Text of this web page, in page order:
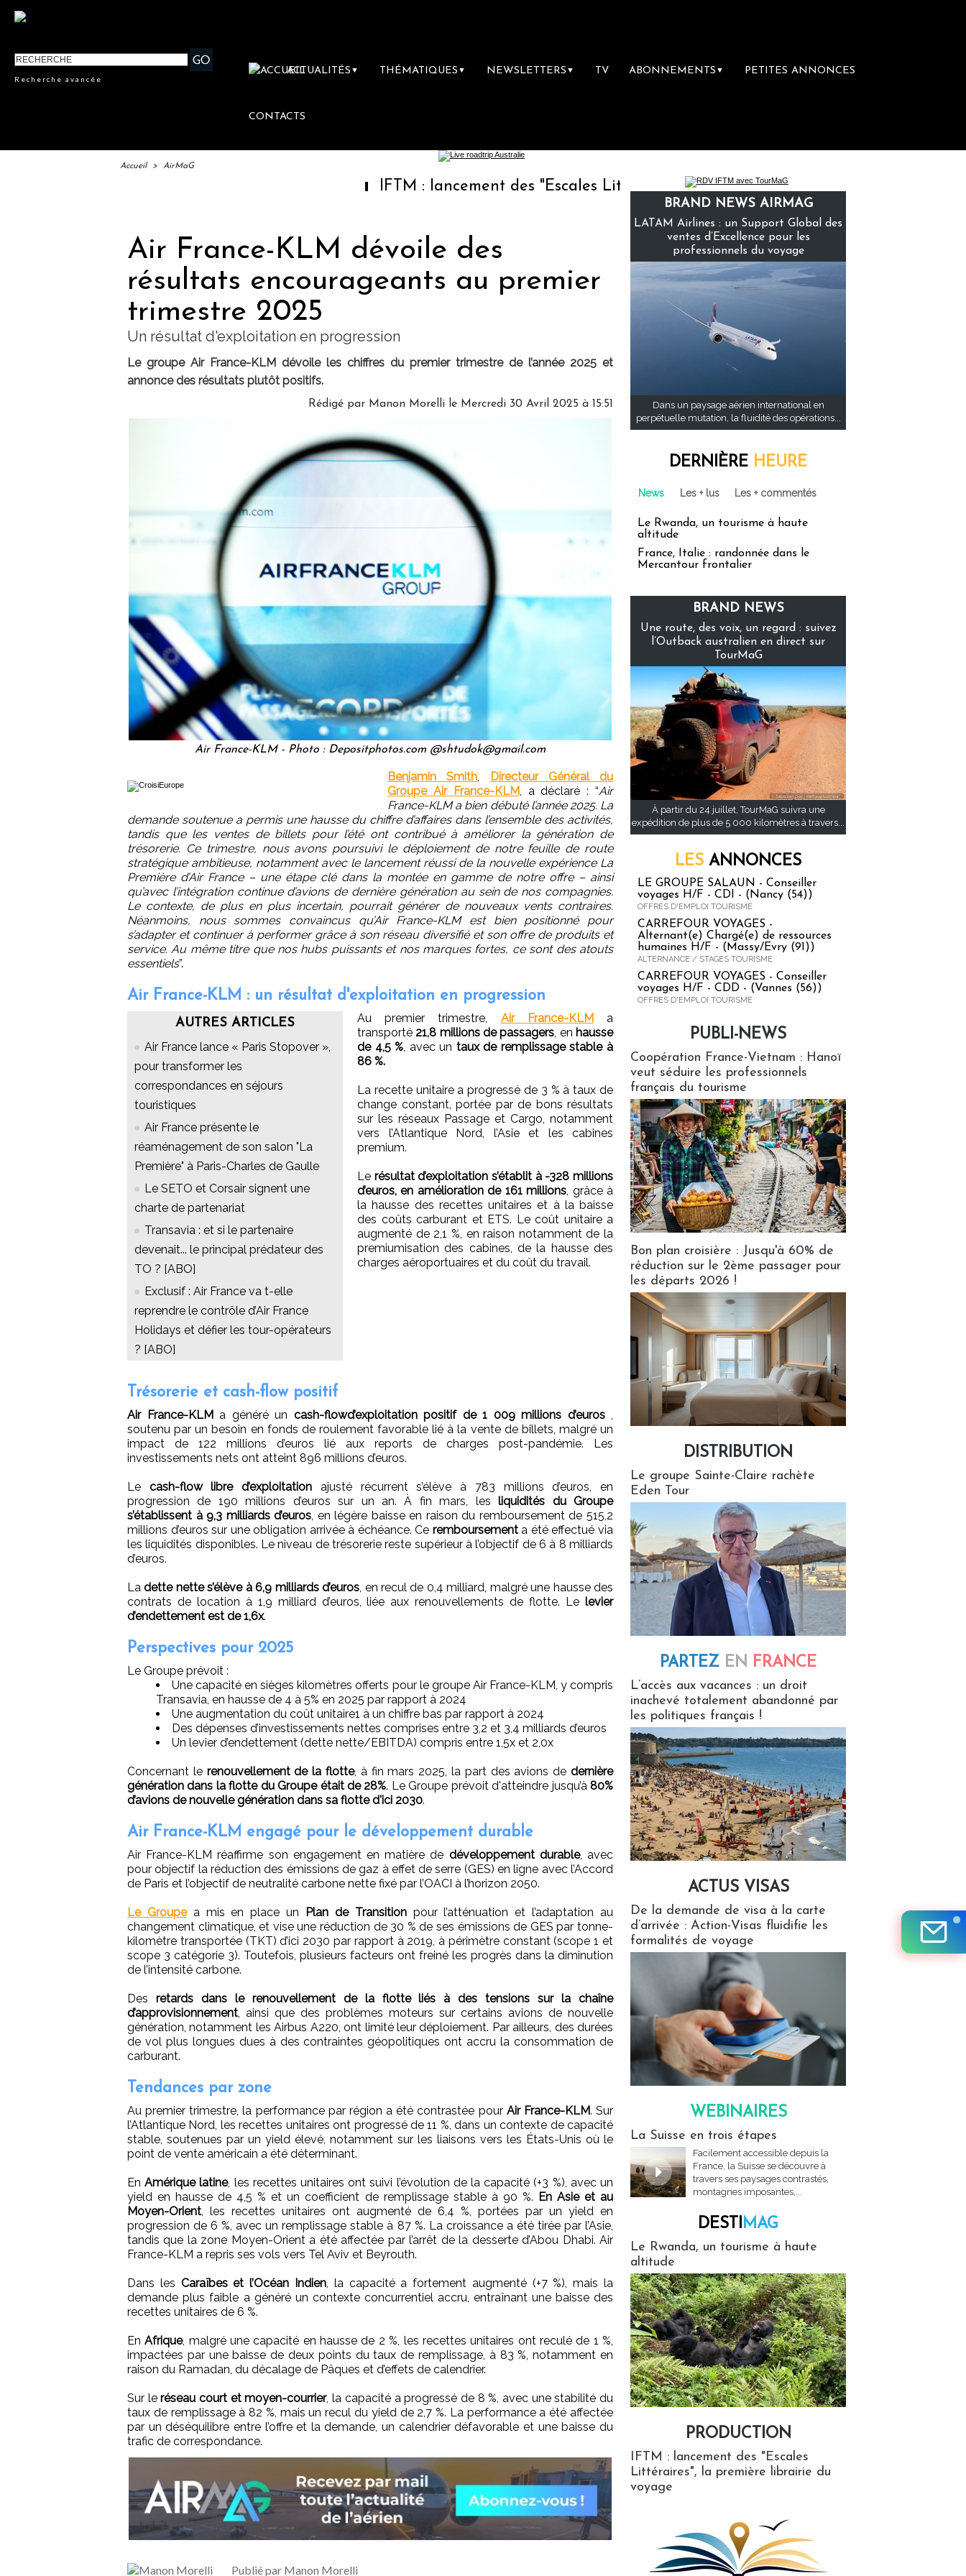
Recherche avancée
ACTUALITÉS ▼ THÉMATIQUES ▼ NEWSLETTERS ▼ TV ABONNEMENTS ▼ PETITES ANNONCES
CONTACTS
Accueil > AirMaG
IFTM : lancement des "Escales Littéraires", la première librairie du voyage
Air France-KLM dévoile des
résultats encourageants au premier
trimestre 2025
Un résultat d'exploitation en progression
Le groupe Air France-KLM dévoile les chiffres du premier trimestre de l’année 2025 et
annonce des résultats plutôt positifs.
Rédigé par Manon Morelli le Mercredi 30 Avril 2025 à 15:51
Air France-KLM - Photo : Depositphotos.com @shtudok@gmail.com
Benjamin Smith
Directeur Général du
Groupe Air France-KLM, a déclaré : “Air
France-KLM a bien débuté l’année 2025. La
demande soutenue a permis une hausse du chiffre d’affaires dans l’ensemble des activités,
tandis que les ventes de billets pour l’été ont contribué à améliorer la génération de
trésorerie. Ce trimestre, nous avons poursuivi le déploiement de notre feuille de route
stratégique ambitieuse, notamment avec le lancement réussi de la nouvelle expérience La
Première d’Air France – une étape clé dans la montée en gamme de notre offre – ainsi
qu’avec l’intégration continue d’avions de dernière génération au sein de nos compagnies.
Le contexte, de plus en plus incertain, pourrait générer de nouveaux vents contraires.
Néanmoins, nous sommes convaincus qu’Air France-KLM est bien positionné pour
s’adapter et continuer à performer grâce à son réseau diversifié et son offre de produits et
service. Au même titre que nos hubs puissants et nos marques fortes, ce sont des atouts
essentiels”.
Air France-KLM : un résultat d'exploitation en progression
AUTRES ARTICLES
Air France lance « Paris Stopover »,
pour transformer les
correspondances en séjours
touristiques
Air France présente le
réaménagement de son salon "La
Première" à Paris-Charles de Gaulle
Le SETO et Corsair signent une
charte de partenariat
Transavia : et si le partenaire
devenait... le principal prédateur des
TO ? [ABO]
Exclusif : Air France va t-elle
reprendre le contrôle d’Air France
Holidays et défier les tour-opérateurs
? [ABO]
Au premier trimestre, Air France-KLMa
transporté 21,8 millions de passagers , en hausse
de 4,5 % , avec un taux de remplissage stable à
86 %.
La recette unitaire a progressé de 3 % à taux de
change constant, portée par de bons résultats
sur les réseaux Passage et Cargo, notamment
vers l’Atlantique Nord, l’Asie et les cabines
premium.
Le résultat d’exploitation s’établit à -328 millions
d’euros, en amélioration de 161 millions , grâce à
la hausse des recettes unitaires et à la baisse
des coûts carburant et ETS. Le coût unitaire a
augmenté de 2,1 %, en raison notamment de la
premiumisation des cabines, de la hausse des
charges aéroportuaires et du coût du travail.
Trésorerie et cash-flow positif
Air France-KLMa généré un cash-flowd’exploitation positif de 1 009 millions d’euros,
soutenu par un besoin en fonds de roulement favorable lié à la vente de billets, malgré un
impact de 122 millions d’euros lié aux reports de charges post-pandémie. Les
investissements nets ont atteint 896 millions d’euros.
Le cash-flow libre d’exploitation ajusté récurrent s’élève à 783 millions d’euros, en
progression de 190 millions d’euros sur un an. À fin mars, les liquidités du Groupe
s’établissent à 9,3 milliards d’euros , en légère baisse en raison du remboursement de 515,2
millions d’euros sur une obligation arrivée à échéance. Ce remboursementa été effectué via
les liquidités disponibles. Le niveau de trésorerie reste supérieur à l’objectif de 6 à 8 milliards
d’euros.
Ladette nette s’élève à 6,9 milliards d’euros , en recul de 0,4 milliard, malgré une hausse des
contrats de location à 1,9 milliard d’euros, liée aux renouvellements de flotte. Le levier
d’endettement est de 1,6x.
Perspectives pour 2025
Le Groupe prévoit :
Une capacité en sièges kilomètres offerts pour le groupe Air France-KLM, y compris
Transavia, en hausse de 4 à 5% en 2025 par rapport à 2024
Une augmentation du coût unitaire1 à un chiffre bas par rapport à 2024
Des dépenses d’investissements nettes comprises entre 3,2 et 3,4 milliards d’euros
Un levier d’endettement (dette nette/EBITDA) compris entre 1,5x et 2,0x
Concernant le renouvellement de la flotte, à fin mars 2025, la part des avions dedernière
génération dans la flotte du Groupe était de 28%. Le Groupe prévoit d'atteindre jusqu’à80%
d’avions de nouvelle génération dans sa flotte d'ici 2030.
Air France-KLM engagé pour le développement durable
Air France-KLM réaffirme son engagement en matière de développement durable, avec
pour objectif la réduction des émissions de gaz à effet de serre (GES) en ligne avec l’Accord
de Paris et l’objectif de neutralité carbone nette fixé par l’OACI à l’horizon 2050.
Le Groupea mis en place un Plan de Transitionpour l’atténuation et l’adaptation au
changement climatique, et vise une réduction de 30 % de ses émissions de GES par tonne-
kilomètre transportée (TKT) d’ici 2030 par rapport à 2019, à périmètre constant (scope 1 et
scope 3 catégorie 3). Toutefois, plusieurs facteurs ont freiné les progrès dans la diminution
de l’intensité carbone.
Des retards dans le renouvellement de la flotte liés à des tensions sur la chaîne
d’approvisionnement , ainsi que des problèmes moteurs sur certains avions de nouvelle
génération, notamment les Airbus A220, ont limité leur déploiement. Par ailleurs, des durées
de vol plus longues dues à des contraintes géopolitiques ont accru la consommation de
carburant.
Tendances par zone
Au premier trimestre, la performance par région a été contrastée pourAir France-KLM. Sur
l’Atlantique Nord, les recettes unitaires ont progressé de 11 %, dans un contexte de capacité
stable, soutenues par un yield élevé, notamment sur les liaisons vers les États-Unis où le
point de vente américain a été déterminant.
EnAmérique latine, les recettes unitaires ont suivi l’évolution de la capacité (+3 %), avec un
yield en hausse de 4,5 % et un coefficient de remplissage stable à 90 %. En Asie et au
Moyen-Orient , les recettes unitaires ont augmenté de 6,4 %, portées par un yield en
progression de 6 %, avec un remplissage stable à 87 %. La croissance a été tirée par l’Asie,
tandis que la zone Moyen-Orient a été affectée par l’arrêt de la desserte d’Abou Dhabi. Air
France-KLM a repris ses vols vers Tel Aviv et Beyrouth.
Dans les Caraïbes et l’Océan Indien, la capacité a fortement augmenté (+7 %), mais la
demande plus faible a généré un contexte concurrentiel accru, entraînant une baisse des
recettes unitaires de 6 %.
EnAfrique, malgré une capacité en hausse de 2 %, les recettes unitaires ont reculé de 1 %,
impactées par une baisse de deux points du taux de remplissage, à 83 %, notamment en
raison du Ramadan, du décalage de Pâques et d’effets de calendrier.
Sur leréseau court et moyen-courrier, la capacité a progressé de 8 %, avec une stabilité du
taux de remplissage à 82 %, mais un recul du yield de 2,7 %. La performance a été affectée
par un déséquilibre entre l’offre et la demande, un calendrier défavorable et une baisse du
trafic de correspondance.
Publié par Manon Morelli
BRAND NEWS AIRMAG
LATAM Airlines : un Support Global des
ventes d’Excellence pour les
professionnels du voyage
Dans un paysage aérien international en
perpétuelle mutation, la fluidité des opérations...
DERNIÈRE HEURE
News Les + lus Les + commentés
Le Rwanda, un tourisme à haute
altitude
France, Italie : randonnée dans le
Mercantour frontalier
BRAND NEWS
Une route, des voix, un regard : suivez
l’Outback australien en direct sur
TourMaG
À partir du 24 juillet, TourMaG suivra une
expédition de plus de 5 000 kilomètres à travers...
LES ANNONCES
LE GROUPE SALAUN - Conseiller
voyages H/F - CDI - (Nancy (54))
OFFRES D'EMPLOI TOURISME
CARREFOUR VOYAGES -
Alternant(e) Chargé(e) de ressources
humaines H/F - (Massy/Evry (91))
ALTERNANCE / STAGES TOURISME
CARREFOUR VOYAGES - Conseiller
voyages H/F - CDD - (Vannes (56))
OFFRES D'EMPLOI TOURISME
PUBLI-NEWS
Coopération France-Vietnam : Hanoï
veut séduire les professionnels
français du tourisme
Bon plan croisière : Jusqu'à 60% de
réduction sur le 2ème passager pour
les départs 2026 !
DISTRIBUTION
Le groupe Sainte-Claire rachète
Eden Tour
PARTEZ EN FRANCE
L’accès aux vacances : un droit
inachevé totalement abandonné par
les politiques français !
ACTUS VISAS
De la demande de visa à la carte
d’arrivée : Action-Visas fluidifie les
formalités de voyage
WEBINAIRES
La Suisse en trois étapes
Facilement accessible depuis la
France, la Suisse se découvre à
travers ses paysages contrastés,
montagnes imposantes,...
DESTIMAG
Le Rwanda, un tourisme à haute
altitude
PRODUCTION
IFTM : lancement des "Escales
Littéraires", la première librairie du
voyage